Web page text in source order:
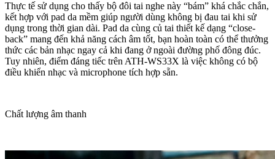
Thực tế sử dụng cho thấy bộ đôi tai nghe này “bám” khá chắc chắn,
kết hợp với pad da mềm giúp người dùng không bị đau tai khi sử
dụng trong thời gian dài. Pad da cùng củ tai thiết kế dạng “close-
back” mang đến khả năng cách âm tốt, bạn hoàn toàn có thể thưởng
thức các bản nhạc ngay cả khi đang ở ngoài đường phố đông đúc.
Tuy nhiên, điểm đáng tiếc trên ATH-WS33X là việc không có bộ
điều khiển nhạc và microphone tích hợp sẵn.
Chất lượng âm thanh